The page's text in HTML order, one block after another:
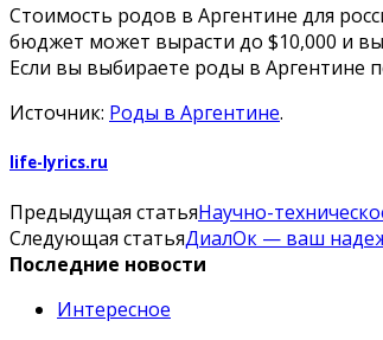
Стоимость родов в Аргентине для
бюджет может вырасти до $10,000 и
Если вы выбираете роды в Аргентине
Источник: Роды в Аргентине.
life-lyrics.ru
Предыдущая статьяНаучно-
Следующая статьяДиалОк — ваш
Последние новости
Интересное